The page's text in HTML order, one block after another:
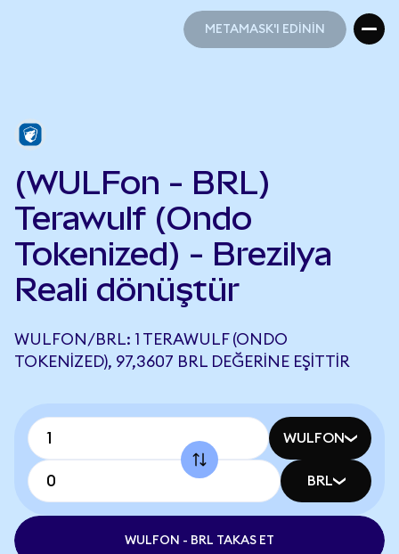
METAMASK'I EDİNİN
(WULFon - BRL)
Terawulf (Ondo
Tokenized) - Brezilya
Reali dönüştür
WULFON/BRL: 1 TERAWULF (ONDO
TOKENIZED), 97,3607 BRL DEĞERINE EŞITTIR
WULFON
BRL
WULFON - BRL TAKAS ET